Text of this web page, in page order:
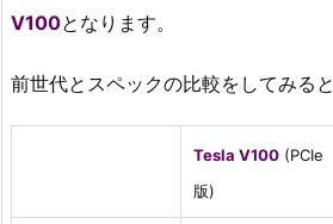
V100となります。
前世代とスペックの比較をしてみると
Tesla V100 (PCIe
版)